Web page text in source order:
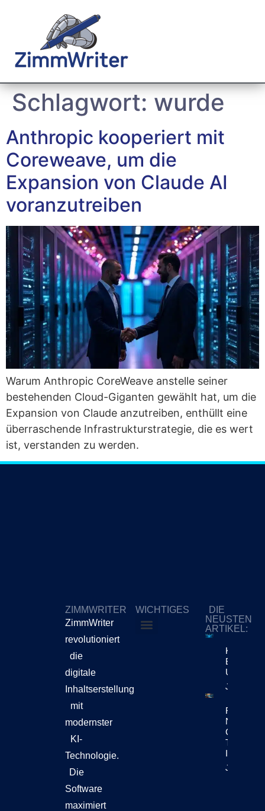
Schlagwort: wurde
Anthropic kooperiert mit
Coreweave, um die
Expansion von Claude AI
voranzutreiben
War­um Anthro­pic Core­Wea­ve anstel­le sei­ner
bestehen­den Cloud-Gigan­ten gewählt hat, um die
Expan­si­on von Clau­de anzu­trei­ben, ent­hüllt eine
über­ra­schen­de Infra­struk­tur­stra­te­gie, die es wert
ist, ver­stan­den zu werden.
ZIMMWRITER
ZimmWriter
revolutioniert
die
digitale
Inhaltserstellung
mit
modernster
KI-
Technologie.
Die
Software
maximiert
WICHTIGES
DIE
NEUSTEN
ARTIKEL:
KI-
Bewegt
Jetzt
Reuters
News
Chatbots
Teil Der
Jetzt